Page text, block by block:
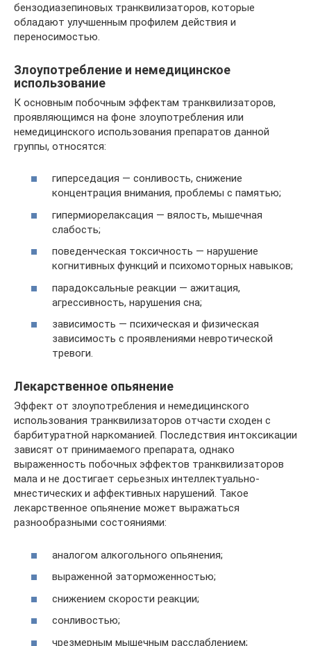
бензодиазепиновых транквилизаторов, которые
обладают улучшенным профилем действия и
переносимостью.
Злоупотребление и немедицинское
использование
К основным побочным эффектам транквилизаторов,
проявляющимся на фоне злоупотребления или
немедицинского использования препаратов данной
группы, относятся:
гиперседация — сонливость, снижение
концентрация внимания, проблемы с памятью;
гипермиорелаксация — вялость, мышечная
слабость;
поведенческая токсичность — нарушение
когнитивных функций и психомоторных навыков;
парадоксальные реакции — ажитация,
агрессивность, нарушения сна;
зависимость — психическая и физическая
зависимость с проявлениями невротической
тревоги.
Лекарственное опьянение
Эффект от злоупотребления и немедицинского
использования транквилизаторов отчасти сходен с
барбитуратной наркоманией. Последствия интоксикации
зависят от принимаемого препарата, однако
выраженность побочных эффектов транквилизаторов
мала и не достигает серьезных интеллектуально-
мнестических и аффективных нарушений. Такое
лекарственное опьянение может выражаться
разнообразными состояниями:
аналогом алкогольного опьянения;
выраженной заторможенностью;
снижением скорости реакции;
сонливостью;
чрезмерным мышечным расслаблением;